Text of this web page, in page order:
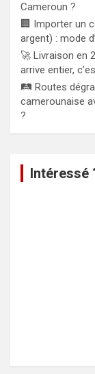
Cameroun ?
🏢 Importer un
argent) : mode
🚀 Livraison en
arrive entier,
🛤️ Routes
camerounaise
?
Intéressé